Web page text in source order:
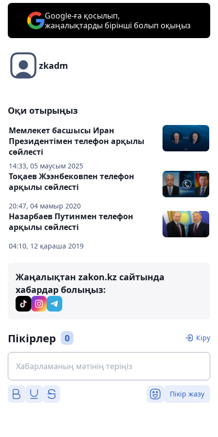
Google-ға қосылып,
жаңалықтарды бірінші болып оқыңыз
zkadm
Оқи отырыңыз
14:33, 05 маусым 2025
Мемлекет басшысы Иран
Президентімен телефон арқылы
сөйлесті
20:47, 04 мамыр 2020
Тоқаев Жээнбековпен телефон
арқылы сөйлесті
04:10, 12 қараша 2019
Назарбаев Путинмен телефон
арқылы сөйлесті
Жаңалықтан zakon.kz сайтында
хабардар болыңыз:
Пікірлер 0 Кіру
Пікір жазу